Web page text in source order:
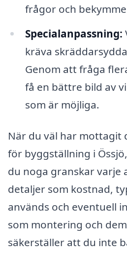
frågor och
Specialanpassning:
kräva
Genom att fråga
få en bättre bild av
som är möjliga.
När du väl har mottagit
för byggställning i
du noga granskar varje
detaljer som kostnad,
används och eventuell
som montering och
säkerställer att du inte